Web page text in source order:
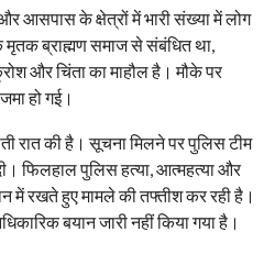
आसपास के क्षेत्रों में भारी संख्या में लोग
मृतक ब्राह्मण समाज से संबंधित था,
और चिंता का माहौल है। मौके पर
हो गई।
रात की है। सूचना मिलने पर पुलिस टीम
फिलहाल पुलिस हत्या, आत्महत्या और
में रखते हुए मामले की तफ्तीश कर रही है।
बयान जारी नहीं किया गया है।